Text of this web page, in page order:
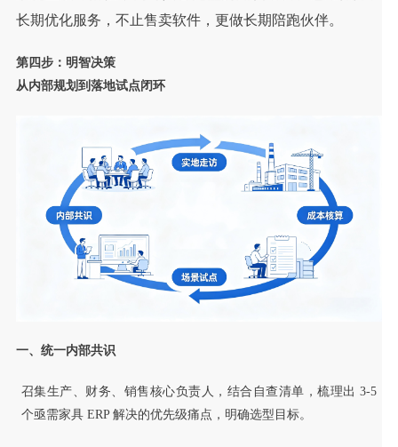
长期优化服务，不止售卖软件，更做长期陪跑伙伴。
第四步：明智决策
从内部规划到落地试点闭环
一、统一内部共识
召集生产、财务、销售核心负责人，结合自查清单，梳理出 3-5
个亟需家具 ERP 解决的优先级痛点，明确选型目标。